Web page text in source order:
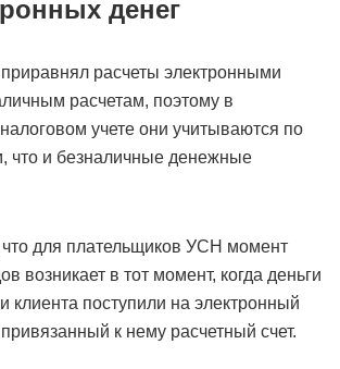
денег
расчеты электронными
расчетам, поэтому в
учете они учитываются по
что и безналичные денежные
что для плательщиков УСН момент
возникает в тот момент, когда деньги
клиента поступили на электронный
к нему расчетный счет.